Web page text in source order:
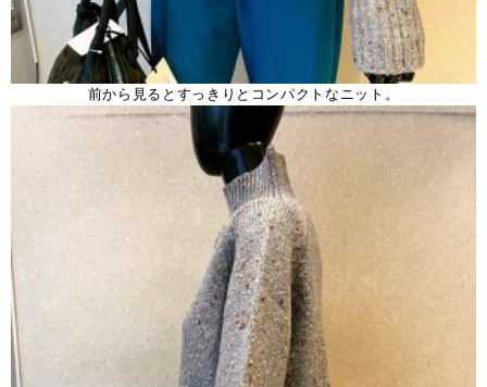
前から見るとすっきりとコンパクトなニット。